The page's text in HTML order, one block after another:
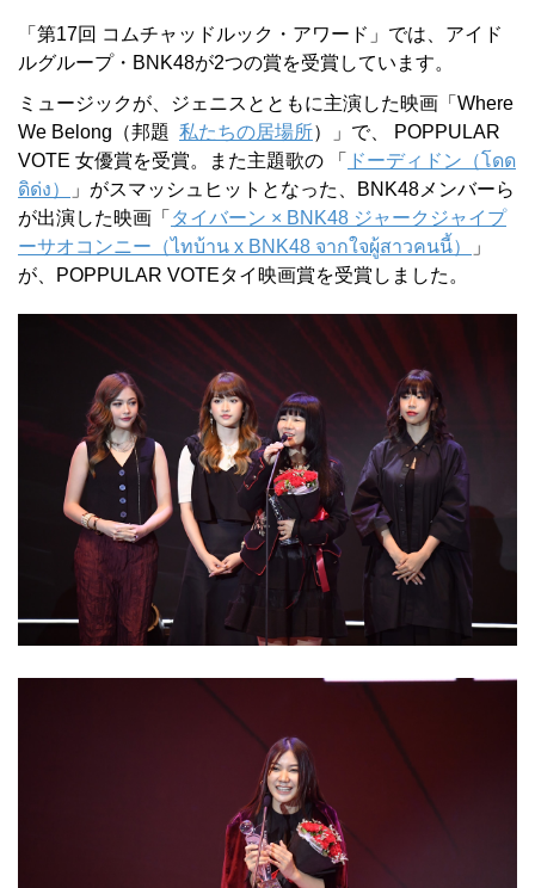
「第17回 コムチャッドルック・アワード」では、アイド
ルグループ・BNK48が2つの賞を受賞しています。
ミュージックが、ジェニスとともに主演した映画「Where
We Belong（邦題 私たちの居場所）」で、 POPPULAR
VOTE 女優賞を受賞。また主題歌の 「
ドーディドン（โดด
ดิด่ง）
」がスマッシュヒットとなった、BNK48メンバーら
が出演した映画「 タイバーン × BNK48 ジャークジャイプ
ーサオコンニー（ไทบ้าน x BNK48 จากใจผู้สาวคนนี้）
」
が、POPPULAR VOTEタイ映画賞を受賞しました。